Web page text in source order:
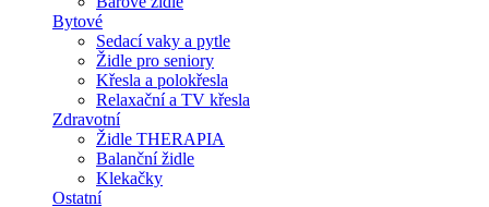
Bytové
Sedací vaky a pytle
Židle pro seniory
Křesla a polokřesla
Relaxační a TV křesla
Zdravotní
Židle THERAPIA
Balanční židle
Klekačky
Ostatní